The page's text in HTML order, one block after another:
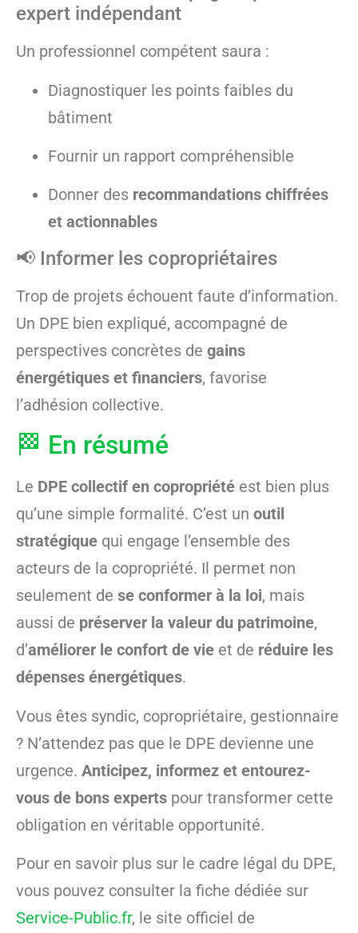
expert indépendant
Un professionnel compétent saura :
Diagnostiquer les points faibles du
bâtiment
Fournir un rapport compréhensible
Donner des recommandations chiffrées
et actionnables
📢 Informer les copropriétaires
Trop de projets échouent faute d’information.
Un DPE bien expliqué, accompagné de
perspectives concrètes de gains
énergétiques et financiers, favorise
l’adhésion collective.
🏁 En résumé
Le DPE collectif en copropriété est bien plus
qu’une simple formalité. C’est un outil
stratégique qui engage l’ensemble des
acteurs de la copropriété. Il permet non
seulement de se conformer à la loi, mais
aussi de préserver la valeur du patrimoine,
d’améliorer le confort de vie et de réduire les
dépenses énergétiques.
Vous êtes syndic, copropriétaire, gestionnaire
? N’attendez pas que le DPE devienne une
urgence. Anticipez, informez et entourez-
vous de bons experts pour transformer cette
obligation en véritable opportunité.
Pour en savoir plus sur le cadre légal du DPE,
vous pouvez consulter la fiche dédiée sur
Service-Public.fr, le site officiel de